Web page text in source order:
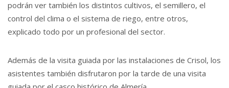
podrán ver también los distintos cultivos, el semillero, el
control del clima o el sistema de riego, entre otros,
explicado todo por un profesional del sector.
Además de la visita guiada por las instalaciones de Crisol, los
asistentes también disfrutaron por la tarde de una visita